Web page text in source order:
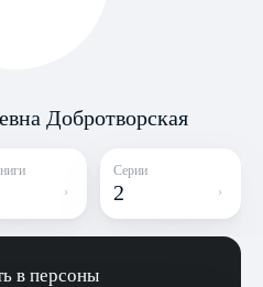
Добротворская
Серии
2
в персоны